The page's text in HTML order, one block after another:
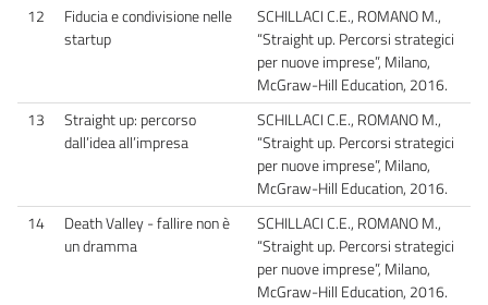
12
Fiducia e condivisione nelle
startup
SCHILLACI C.E., ROMANO M.,
“Straight up. Percorsi strategici
per nuove imprese”, Milano,
McGraw-Hill Education, 2016.
13
Straight up: percorso
dall’idea all’impresa
SCHILLACI C.E., ROMANO M.,
“Straight up. Percorsi strategici
per nuove imprese”, Milano,
McGraw-Hill Education, 2016.
14
Death Valley - fallire non è
un dramma
SCHILLACI C.E., ROMANO M.,
“Straight up. Percorsi strategici
per nuove imprese”, Milano,
McGraw-Hill Education, 2016.